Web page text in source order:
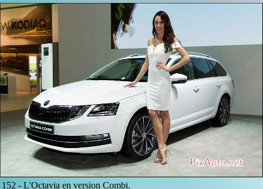
152 -L'Octavia en version Combi.